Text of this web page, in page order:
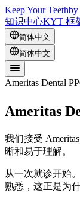
Keep Your Teethby
知识中心KYT 框
简体中文
简体中文
Ameritas Dental
Ameritas
我们接受
晰和易于理解。
从一次就诊开始
熟悉，这正是为